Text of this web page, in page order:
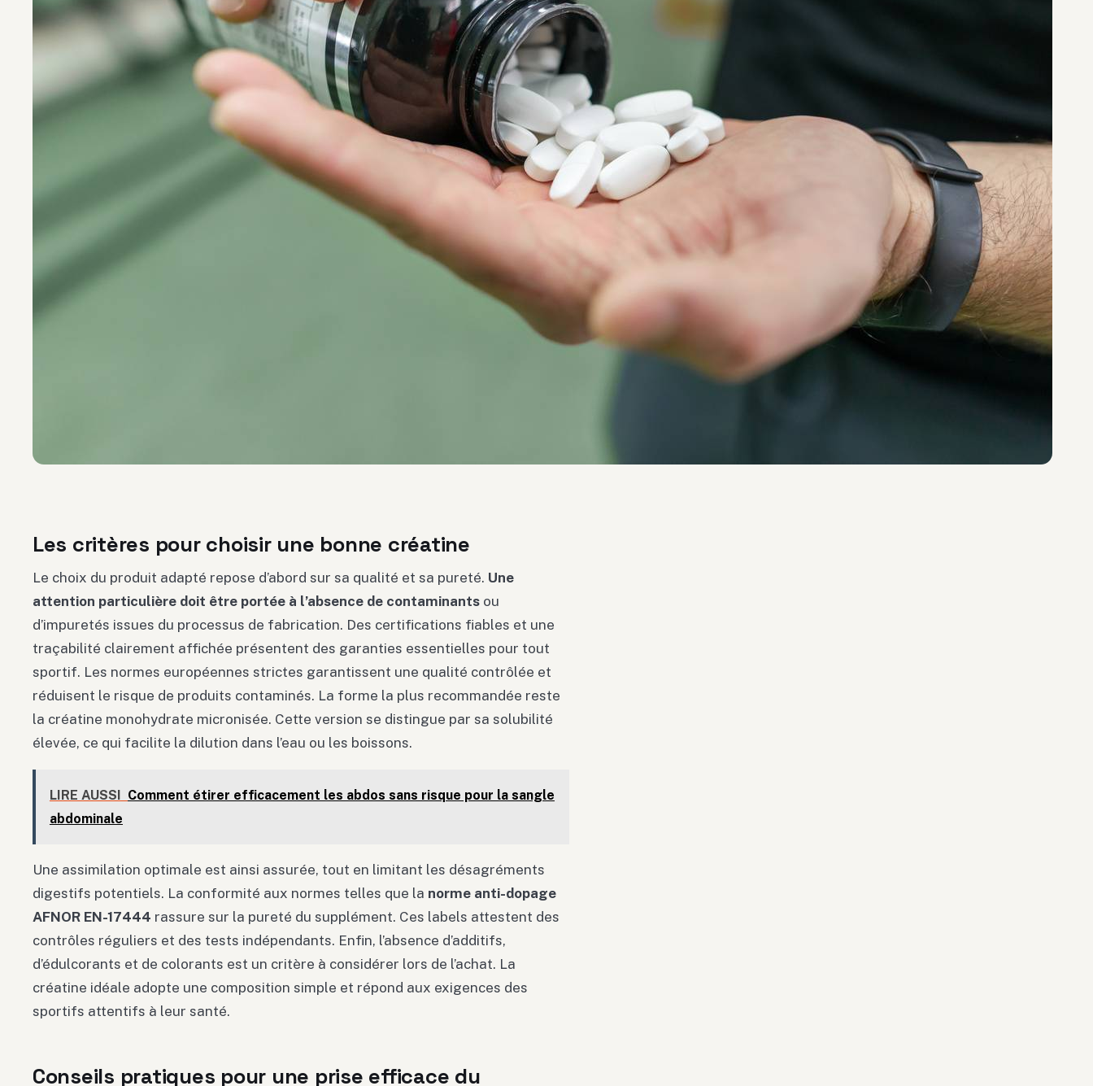
Les critères pour choisir une bonne créatine
Le choix du produit adapté repose d’abord sur sa qualité et sa pureté. Une
attention particulière doit être portée à l’absence de contaminants ou
d’impuretés issues du processus de fabrication. Des certifications fiables et une
traçabilité clairement affichée présentent des garanties essentielles pour tout
sportif. Les normes européennes strictes garantissent une qualité contrôlée et
réduisent le risque de produits contaminés. La forme la plus recommandée reste
la créatine monohydrate micronisée. Cette version se distingue par sa solubilité
élevée, ce qui facilite la dilution dans l’eau ou les boissons.
LIRE AUSSI Comment étirer efficacement les abdos sans risque pour la sangle
abdominale
Une assimilation optimale est ainsi assurée, tout en limitant les désagréments
digestifs potentiels. La conformité aux normes telles que la norme anti-dopage
AFNOR EN-17444 rassure sur la pureté du supplément. Ces labels attestent des
contrôles réguliers et des tests indépendants. Enfin, l’absence d’additifs,
d’édulcorants et de colorants est un critère à considérer lors de l’achat. La
créatine idéale adopte une composition simple et répond aux exigences des
sportifs attentifs à leur santé.
Conseils pratiques pour une prise efficace du